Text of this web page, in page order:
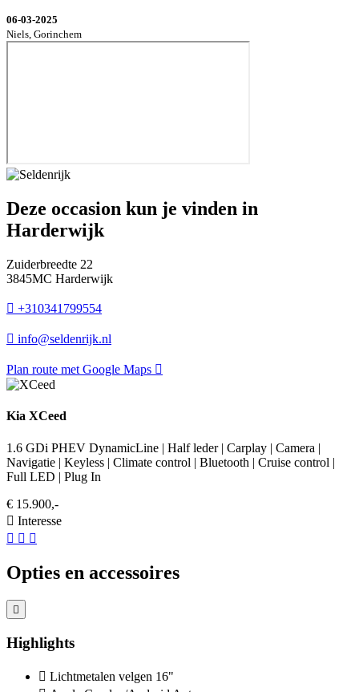
06-03-2025
Niels, Gorinchem
Deze occasion kun je vinden in
Harderwijk
Zuiderbreedte 22
3845MC Harderwijk
+310341799554
info@seldenrijk.nl
Plan route met Google Maps
Kia XCeed
1.6 GDi PHEV DynamicLine | Half leder | Carplay | Camera |
Navigatie | Keyless | Climate control | Bluetooth | Cruise control |
Full LED | Plug In
€ 15.900,-
Interesse
Opties en accessoires
Highlights
Lichtmetalen velgen 16"